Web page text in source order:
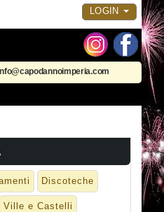
LOGIN
Discoteche
Ville e Castelli